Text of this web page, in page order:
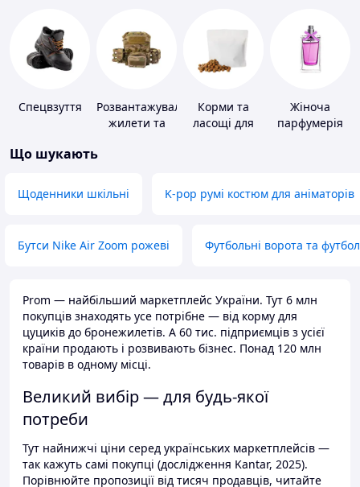
Спецвзуття
Розвантажувальні
жилети та
Корми та
ласощі для
Жіноча
парфумерія
Що шукають
Щоденники шкільні K-pop румі костюм для аніматорів
Бутси Nike Air Zoom рожеві Футбольні ворота та
Prom — найбільший маркетплейс України. Тут 6 млн
покупців знаходять усе потрібне — від корму для
цуциків до бронежилетів. А 60 тис. підприємців з усієї
країни продають і розвивають бізнес. Понад 120 млн
товарів в одному місці.
Великий вибір — для будь-якої
потреби
Тут найнижчі ціни серед українських маркетплейсів —
так кажуть самі покупці (дослідження Kantar, 2025).
Порівнюйте пропозиції від тисяч продавців, читайте